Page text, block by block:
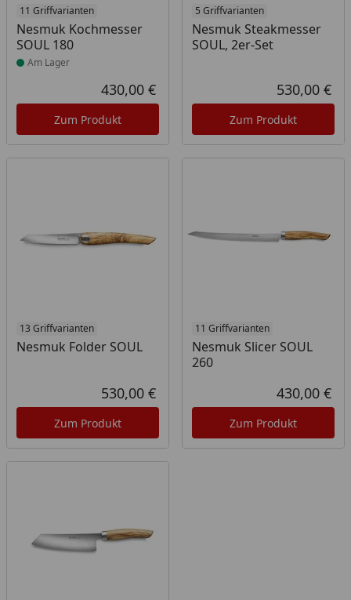
11 Griffvarianten
Nesmuk Kochmesser
SOUL 180
Produkt am Lager
Am Lager
Aktueller Preis
430,00 €
Zum Produkt
5 Griffvarianten
Nesmuk Steakmesser
SOUL, 2er-Set
530,00 €
Zum Produkt
13 Griffvarianten
Nesmuk Folder SOUL
Aktueller Preis
530,00 €
Zum Produkt
11 Griffvarianten
Nesmuk Slicer SOUL
260
430,00 €
Zum Produkt